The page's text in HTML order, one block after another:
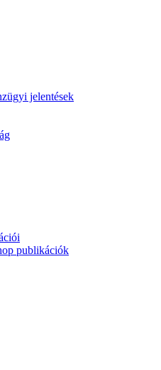
jelentések
publikációk